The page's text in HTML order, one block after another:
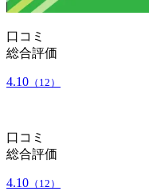
口コミ
総合評価
4.10 （12）
口コミ
総合評価
4.10 （12）